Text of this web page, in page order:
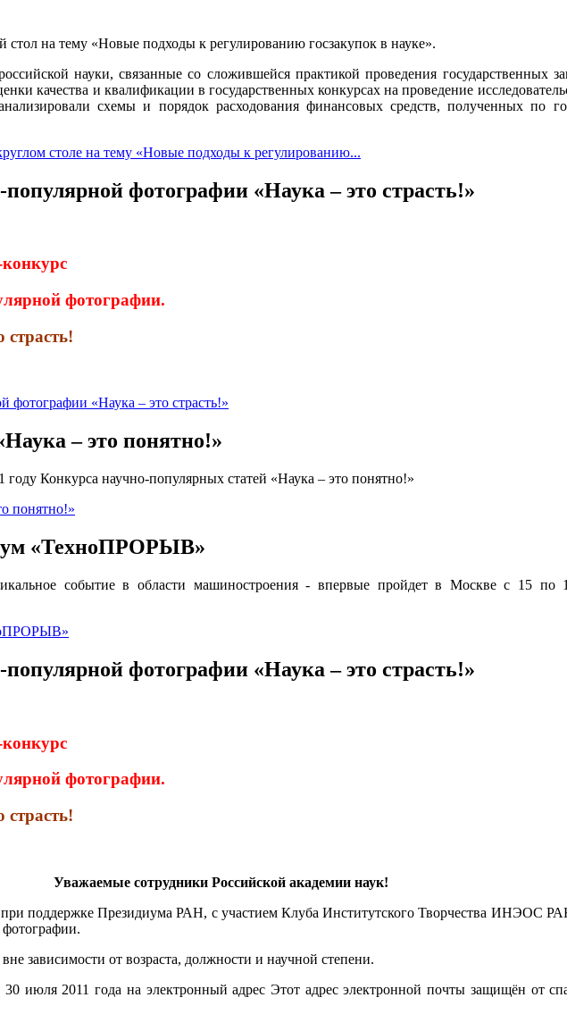
на тему «Новые подходы к регулированию госзакупок в науке».
науки, связанные со сложившейся практикой проведения государственных
качества и квалификации в государственных конкурсах на проведение
схемы и порядок расходования финансовых средств, полученных по
столе на тему «Новые подходы к регулированию...
фотографии «Наука – это страсть!»
фотографии.
страсть!
фотографии «Наука – это страсть!»
– это понятно!»
Конкурса научно-популярных статей «Наука – это понятно!»
понятно!»
«ТехноПРОРЫВ»
событие в области машиностроения - впервые пройдет в Москве с 15
фотографии «Наука – это страсть!»
фотографии.
страсть!
Уважаемые сотрудники Российской академии наук!
при поддержке Президиума РАН, с участием Клуба Институтского Творчества ИНЭОС
зависимости от возраста, должности и научной степени.
июля 2011 года на электронный адрес Этот адрес электронной почты защищён от